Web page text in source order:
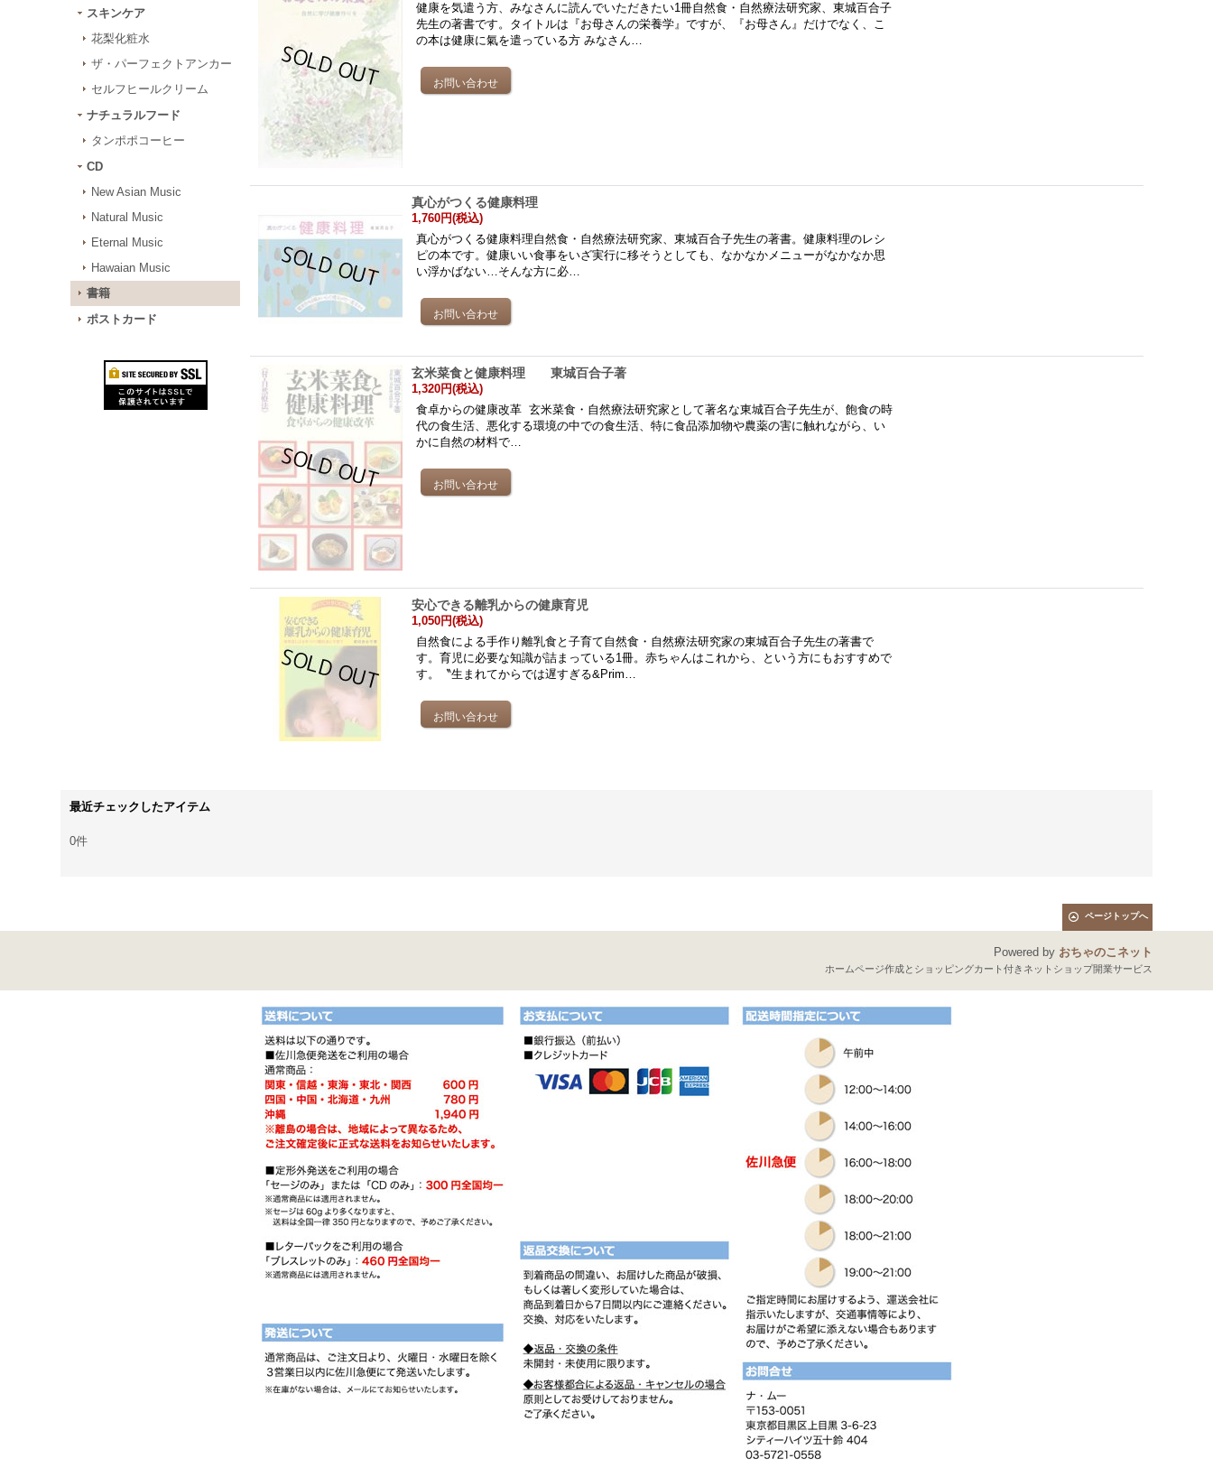
スキンケア
花梨化粧水
ザ・パーフェクトアンカー
セルフヒールクリーム
ナチュラルフード
タンポポコーヒー
CD
New Asian Music
Natural Music
Eternal Music
Hawaian Music
書籍
ポストカード
健康を気遣う方、みなさんに読んでいただきたい1冊自然食・自然療法研究家、東城百合子
先生の著書です。タイトルは『お母さんの栄養学』ですが、『お母さん』だけでなく、こ
の本は健康に氣を遣っている方 みなさん…
真心がつくる健康料理
1,760円(税込)
真心がつくる健康料理自然食・自然療法研究家、東城百合子先生の著書。健康料理のレシ
ピの本です。健康いい食事をいざ実行に移そうとしても、なかなかメニューがなかなか思
い浮かばない…そんな方に必…
玄米菜食と健康料理 東城百合子著
1,320円(税込)
食卓からの健康改革 玄米菜食・自然療法研究家として著名な東城百合子先生が、飽食の時
代の食生活、悪化する環境の中での食生活、特に食品添加物や農薬の害に触れながら、い
かに自然の材料で…
安心できる離乳からの健康育児
1,050円(税込)
自然食による手作り離乳食と子育て自然食・自然療法研究家の東城百合子先生の著書で
す。育児に必要な知識が詰まっている1冊。赤ちゃんはこれから、という方にもおすすめで
す。〝生まれてからでは遅すぎる&Prim…
最近チェックしたアイテム
0件
ページトップへ
Powered by おちゃのこネット
ホームページ作成とショッピングカート付きネットショップ開業サービス